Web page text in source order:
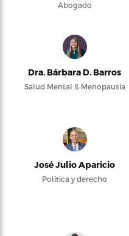
Abogado
Dra. Bárbara D. Barros
Salud Mental & Menopausia
José Julio Aparicio
Política y derecho